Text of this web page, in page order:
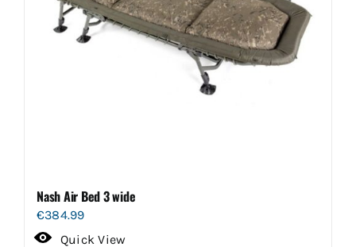
Nash Air Bed 3 wide
€384.99
Quick View